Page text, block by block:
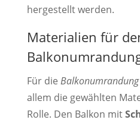
hergestellt werden.
Materialien für
Für die Balkonumrandung
allem die gewählten
Rolle. Den Balkon mit